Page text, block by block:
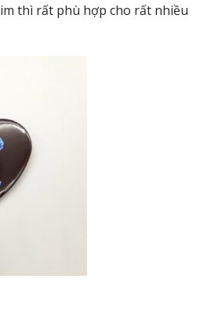
thì rất phù hợp cho rất nhiều